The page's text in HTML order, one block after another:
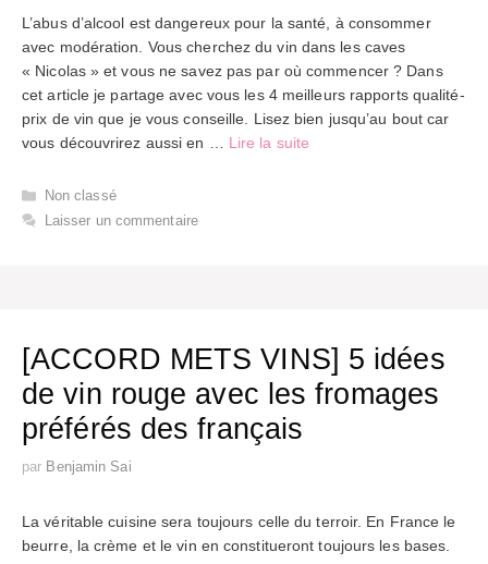
L’abus d’alcool est dangereux pour la santé, à consommer
avec modération. Vous cherchez du vin dans les caves
« Nicolas » et vous ne savez pas par où commencer ? Dans
cet article je partage avec vous les 4 meilleurs rapports qualité-
prix de vin que je vous conseille. Lisez bien jusqu’au bout car
vous découvrirez aussi en … Lire la suite
Catégories
Non classé
Laisser un commentaire
[ACCORD METS VINS] 5 idées
de vin rouge avec les fromages
préférés des français
par Benjamin Sai
La véritable cuisine sera toujours celle du terroir. En France le
beurre, la crème et le vin en constitueront toujours les bases.